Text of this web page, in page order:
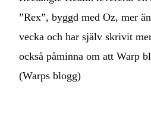
”Rex”, byggd med Oz, mer
vecka och har själv skrivit
också påminna om att Warp
(Warps blogg)